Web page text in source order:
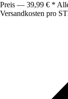
Preis — 39,99 € *
Versandkosten pro ST